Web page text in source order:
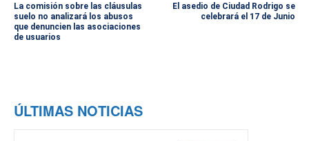
La comisión sobre las cláusulas
suelo no analizará los abusos
que denuncien las asociaciones
de usuarios
El asedio de Ciudad Rodrigo se
celebrará el 17 de Junio
ÚLTIMAS NOTICIAS